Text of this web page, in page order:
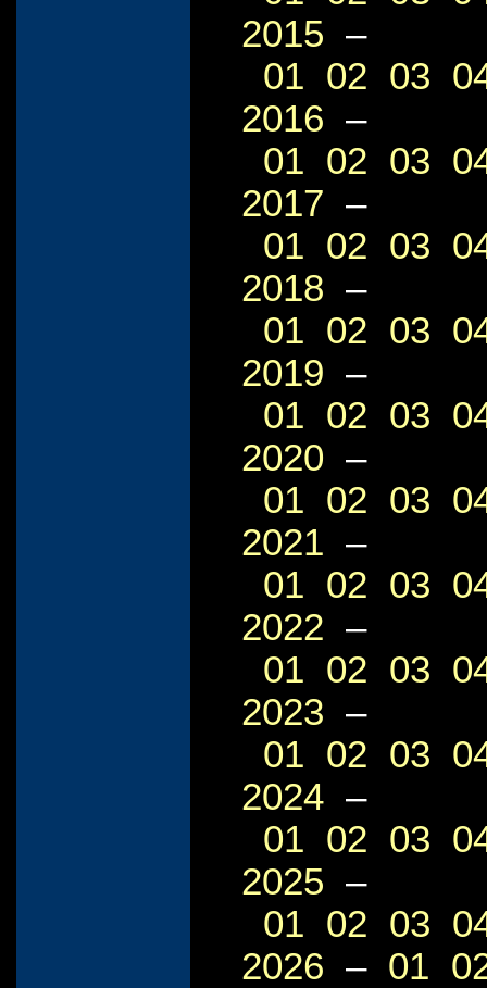
2015 –
01 02 03
2016 –
01 02 03
2017 –
01 02 03
2018 –
01 02 03
2019 –
01 02 03
2020 –
01 02 03
2021 –
01 02 03
2022 –
01 02 03
2023 –
01 02 03
2024 –
01 02 03
2025 –
01 02 03
2026 – 01